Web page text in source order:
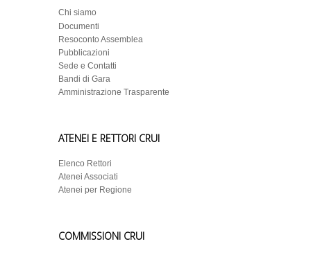
Chi siamo
Documenti
Resoconto Assemblea
Pubblicazioni
Sede e Contatti
Bandi di Gara
Amministrazione Trasparente
ATENEI E RETTORI CRUI
Elenco Rettori
Atenei Associati
Atenei per Regione
COMMISSIONI CRUI